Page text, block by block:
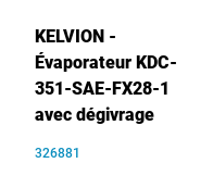
KELVION -
Évaporateur KDC-
351-SAE-FX28-1
avec dégivrage
326881